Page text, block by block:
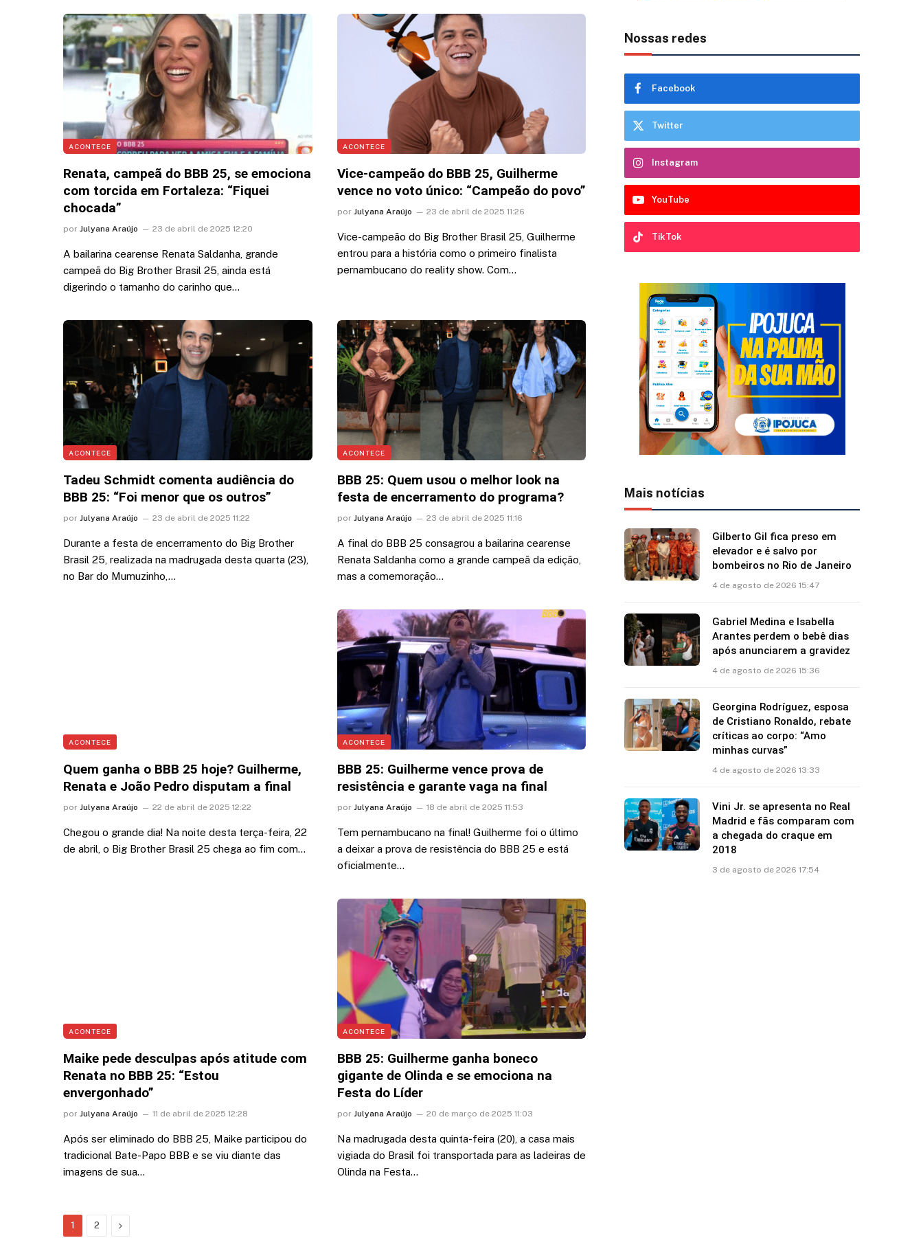
ACONTECE
Renata, campeã do BBB 25, se emociona
com torcida em Fortaleza: “Fiquei
chocada”
por Julyana Araújo 23 de abril de 2025 12:20
A bailarina cearense Renata Saldanha, grande
campeã do Big Brother Brasil 25, ainda está
digerindo o tamanho do carinho que…
ACONTECE
Vice-campeão do BBB 25, Guilherme
vence no voto único: “Campeão do povo”
por Julyana Araújo 23 de abril de 2025 11:26
Vice-campeão do Big Brother Brasil 25, Guilherme
entrou para a história como o primeiro finalista
pernambucano do reality show. Com…
ACONTECE
Tadeu Schmidt comenta audiência do
BBB 25: “Foi menor que os outros”
por Julyana Araújo 23 de abril de 2025 11:22
Durante a festa de encerramento do Big Brother
Brasil 25, realizada na madrugada desta quarta (23),
no Bar do Mumuzinho,…
ACONTECE
BBB 25: Quem usou o melhor look na
festa de encerramento do programa?
por Julyana Araújo 23 de abril de 2025 11:16
A final do BBB 25 consagrou a bailarina cearense
Renata Saldanha como a grande campeã da edição,
mas a comemoração…
ACONTECE
Quem ganha o BBB 25 hoje? Guilherme,
Renata e João Pedro disputam a final
por Julyana Araújo 22 de abril de 2025 12:22
Chegou o grande dia! Na noite desta terça-feira, 22
de abril, o Big Brother Brasil 25 chega ao fim com…
ACONTECE
BBB 25: Guilherme vence prova de
resistência e garante vaga na final
por Julyana Araújo 18 de abril de 2025 11:53
Tem pernambucano na final! Guilherme foi o último
a deixar a prova de resistência do BBB 25 e está
oficialmente…
ACONTECE
Maike pede desculpas após atitude com
Renata no BBB 25: “Estou
envergonhado”
por Julyana Araújo 11 de abril de 2025 12:28
Após ser eliminado do BBB 25, Maike participou do
tradicional Bate-Papo BBB e se viu diante das
imagens de sua…
ACONTECE
BBB 25: Guilherme ganha boneco
gigante de Olinda e se emociona na
Festa do Líder
por Julyana Araújo 20 de março de 2025 11:03
Na madrugada desta quinta-feira (20), a casa mais
vigiada do Brasil foi transportada para as ladeiras de
Olinda na Festa…
1 2 Next
Nossas redes
Facebook
Twitter
Instagram
YouTube
TikTok
Mais notícias
Gilberto Gil fica preso em
elevador e é salvo por
bombeiros no Rio de Janeiro
4 de agosto de 2026 15:47
Gabriel Medina e Isabella
Arantes perdem o bebê dias
após anunciarem a gravidez
4 de agosto de 2026 15:36
Georgina Rodríguez, esposa
de Cristiano Ronaldo, rebate
críticas ao corpo: “Amo
minhas curvas”
4 de agosto de 2026 13:33
Vini Jr. se apresenta no Real
Madrid e fãs comparam com
a chegada do craque em
2018
3 de agosto de 2026 17:54